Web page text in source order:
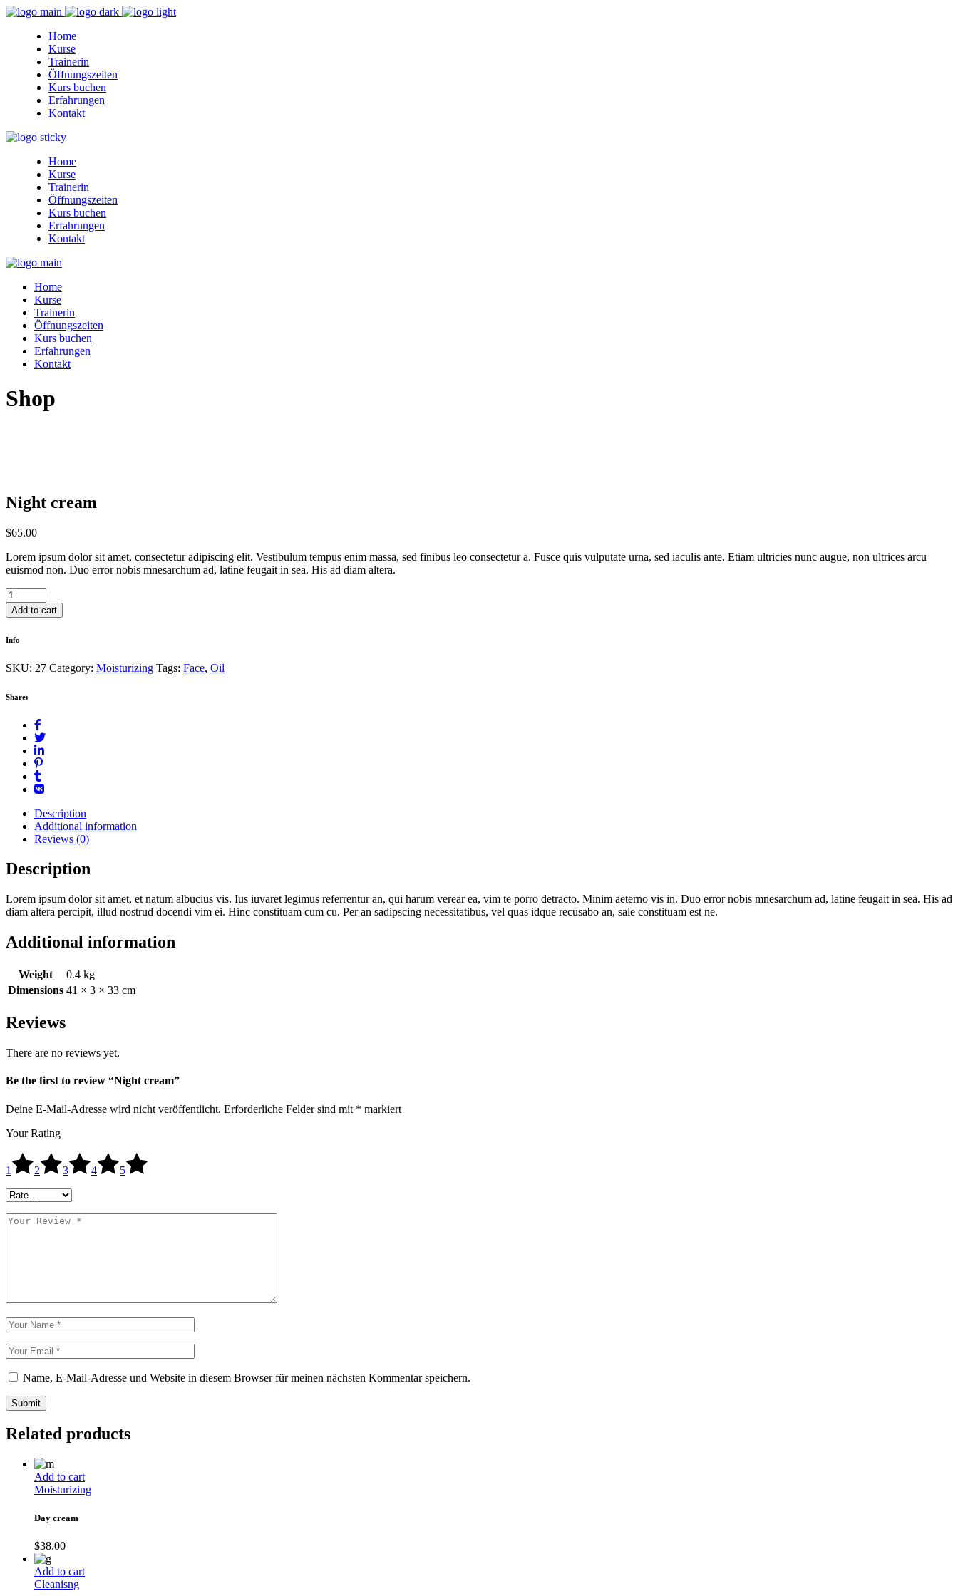
Home
Kurse
Trainerin
Öffnungszeiten
Kurs buchen
Erfahrungen
Kontakt
Home
Kurse
Trainerin
Öffnungszeiten
Kurs buchen
Erfahrungen
Kontakt
Home
Kurse
Trainerin
Öffnungszeiten
Kurs buchen
Erfahrungen
Kontakt
Shop
Night cream
$65.00
Lorem ipsum dolor sit amet, consectetur adipiscing elit. Vestibulum tempus enim massa, sed finibus leo consectetur a. Fusce quis vulputate urna, sed iaculis ante. Etiam ultricies nunc augue, non ultrices arcu
euismod non. Duo error nobis mnesarchum ad, latine feugait in sea. His ad diam altera.
Night
cream
quantity
Add to cart
Info
SKU: 27 Category: Moisturizing Tags: Face, Oil
Share:
Description
Additional information
Reviews (0)
Description
Lorem ipsum dolor sit amet, et natum albucius vis. Ius iuvaret legimus referrentur an, qui harum verear ea, vim te porro detracto. Minim aeterno vis in. Duo error nobis mnesarchum ad, latine feugait in sea. His ad
diam altera percipit, illud nostrud docendi vim ei. Hinc constituam cum cu. Per an sadipscing necessitatibus, vel quas idque recusabo an, sale constituam est ne.
Additional information
Weight
0.4 kg
Dimensions 41 × 3 × 33 cm
Reviews
There are no reviews yet.
Be the first to review “Night cream”
Deine E-Mail-Adresse wird nicht veröffentlicht. Erforderliche Felder sind mit * markiert
Your Rating
1 2 3 4 5
Name, E-Mail-Adresse und Website in diesem Browser für meinen nächsten Kommentar speichern.
Submit
Related products
Add to cart
Moisturizing
Day cream
$38.00
Add to cart
Cleanisng